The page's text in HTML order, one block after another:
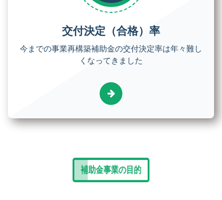
交付決定（合格）率
今までの事業再構築補助金の交付決定率は年々難し
くなってきました
補助金事業の目的